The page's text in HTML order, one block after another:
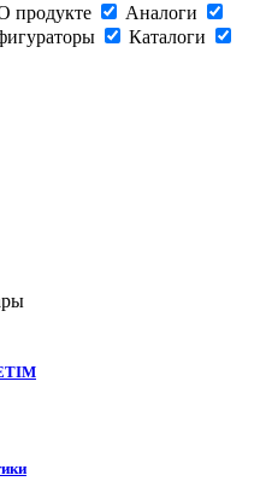
продукте
Аналоги
Каталоги